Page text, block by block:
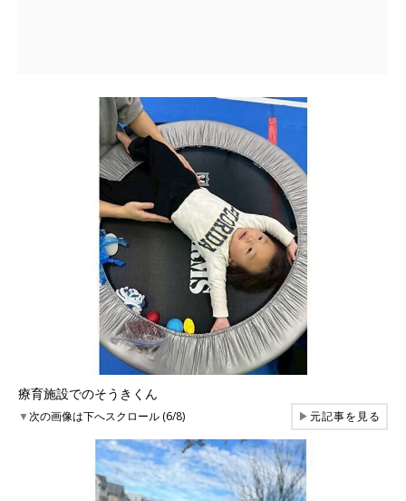
療育施設でのそうきくん
▼次の画像は下へスクロール (6/8) ▶元記事を見る